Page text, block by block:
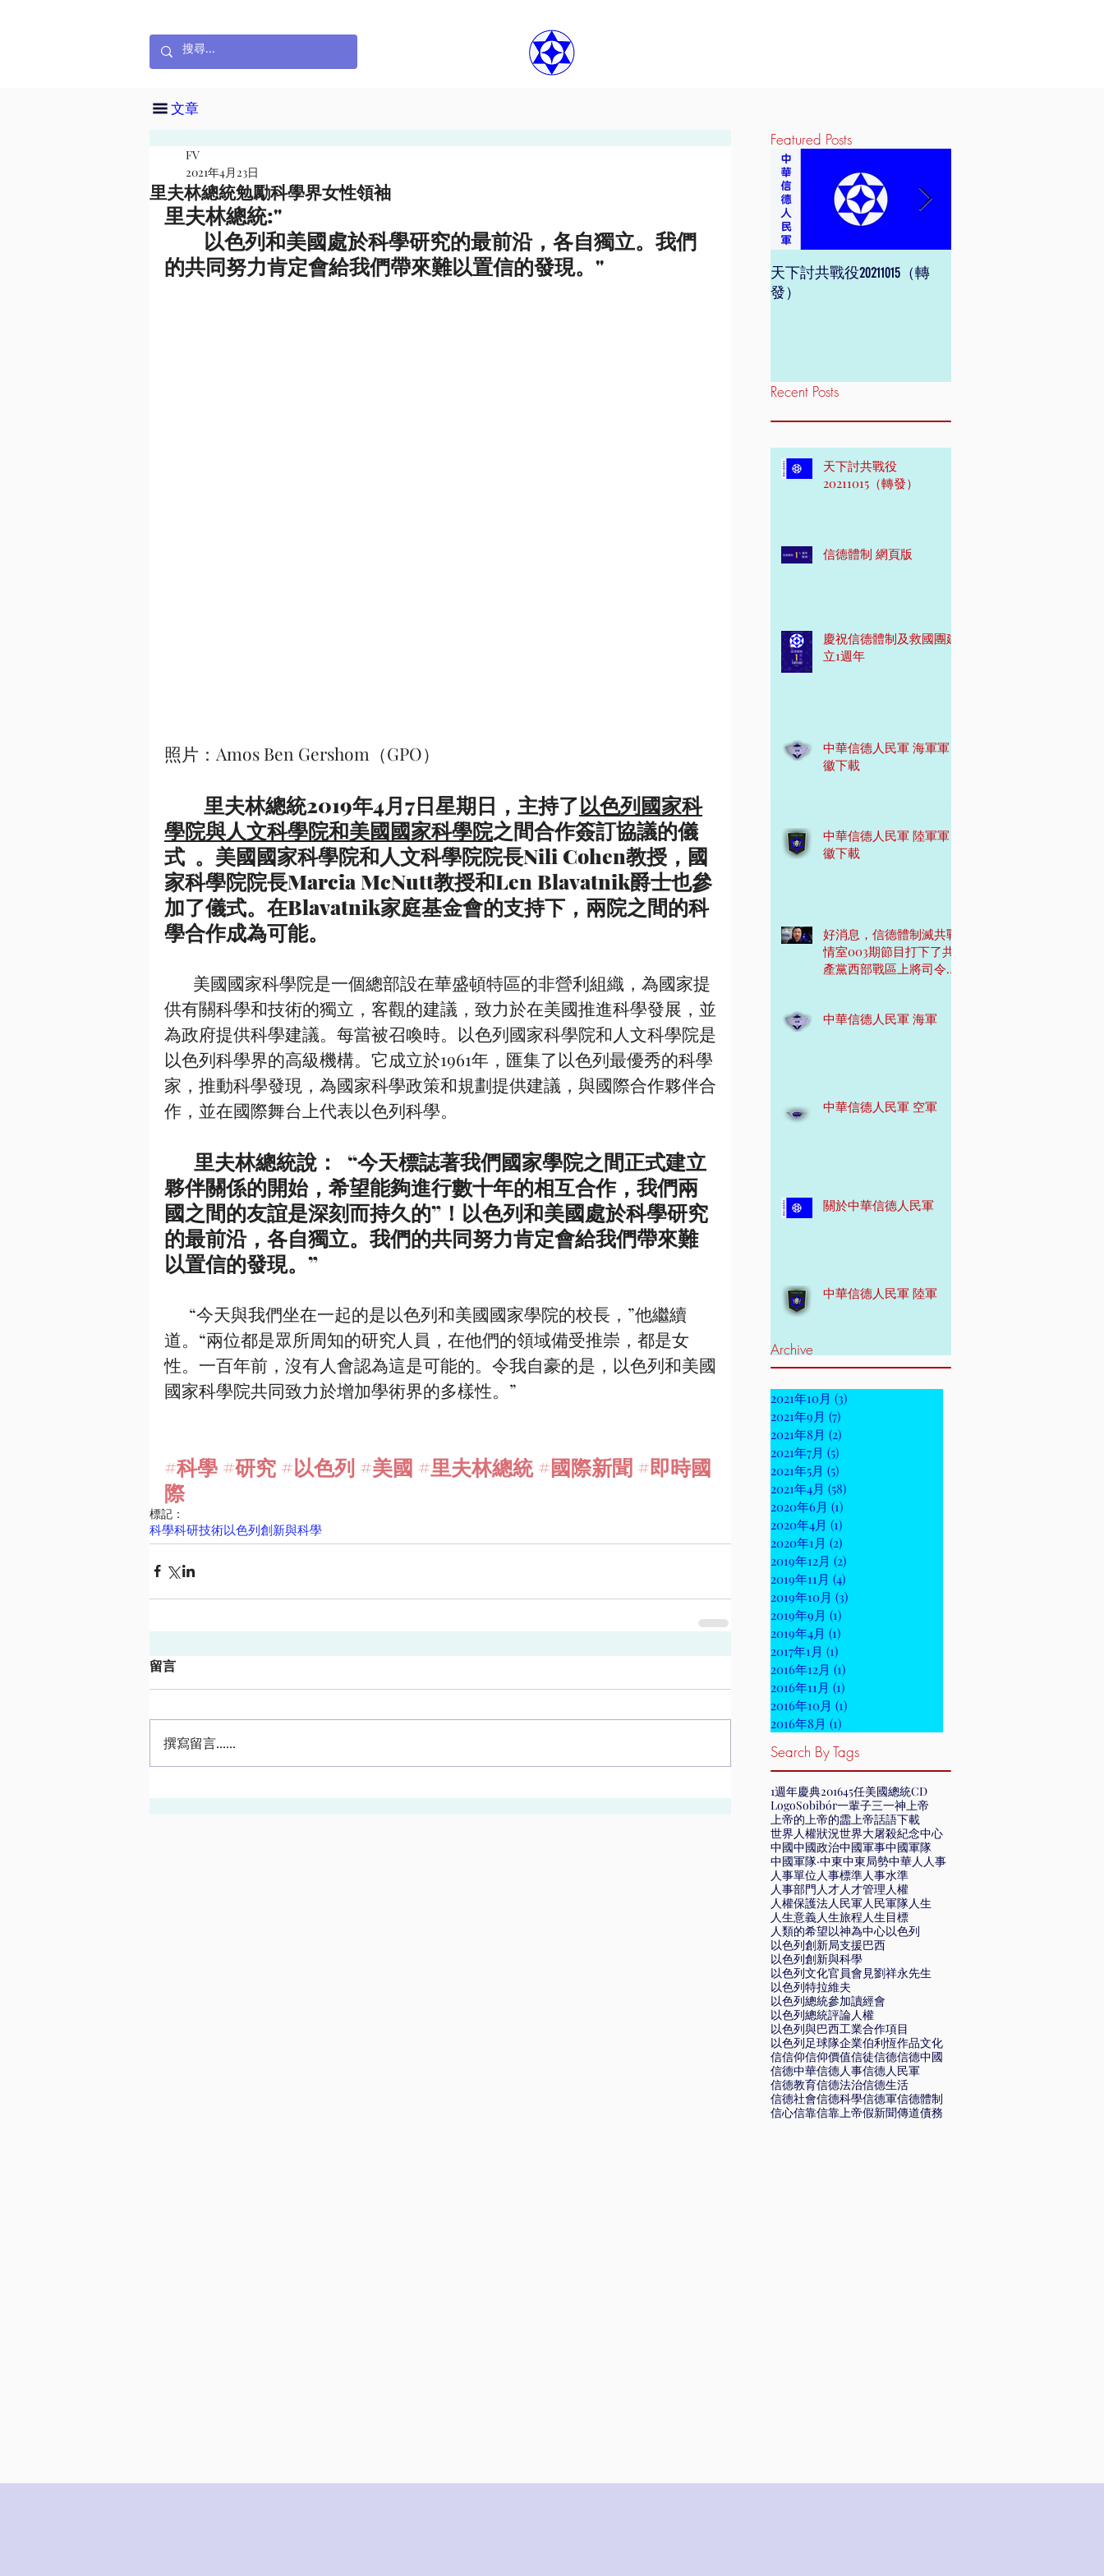
文章
Featured Posts
天下討共戰役20211015（轉
發）
Recent Posts
天下討共戰役
20211015（轉發）
信德體制 網頁版
慶祝信德體制及救國團建
立1週年
中華信德人民軍 海軍軍
徽下載
中華信德人民軍 陸軍軍
徽下載
好消息，信德體制滅共戰
情室003期節目打下了共
產黨西部戰區上將司令
中華信德人民軍 海軍
中華信德人民軍 空軍
關於中華信德人民軍
中華信德人民軍 陸軍
Archive
2021年10月 (3)
2021年9月 (7)
2021年8月 (2)
2021年7月 (5)
2021年5月 (5)
2021年4月 (58)
2020年6月 (1)
2020年4月 (1)
2020年1月 (2)
2019年12月 (2)
2019年11月 (4)
2019年10月 (3)
2019年9月 (1)
2019年4月 (1)
2017年1月 (1)
2016年12月 (1)
2016年11月 (1)
2016年10月 (1)
2016年8月 (1)
Search By Tags
1週年慶典201645任美國總統CD
LogoSobibór一輩子三一神 上帝
上帝的 上帝的霝 上帝話語下載
世界人權狀況世界大屠殺紀念中心
中國中國政治中國軍事中國軍隊
中國軍隊·中東中東局勢中華人 人事
人事單位 人事標準人事水準
人事部門 人才人才管理 人權
人權保護法人民軍人民軍隊人生
人生意義人生旅程 人生目標
人類的希望以神為中心以色列
以色列創新局支援巴西
以色列創新與科學
以色列文化官員會見劉祥永先生
以色列特拉維夫
以色列總統參加讀經會
以色列總統評論人權
以色列與巴西工業合作項目
以色列足球隊企業伯利恆作品文化
信信仰信仰價值信徒信德信德中國
信德中華信德人事信德人民軍
信德教育信德法治信德生活
信德社會信德科學信德軍信德體制
信心信靠信靠上帝假新聞傳道債務
里夫林總統勉勵科學界女性領袖
FV
2021年4月23日
里夫林總統:"
的共同努力肯定會給我們帶來難以置信的發現。"
照片：Amos Ben Gershom（GPO）
        里夫林總統2019年4月7日星期日，主持了
以色列國家科
學院與人文科學院和美國國家科學院之間合作簽訂協議的儀
式  。美國國家科學院和人文科學院院長Nili Cohen教授，國
家科學院院長Marcia McNutt教授和Len Blavatnik爵士也參
加了儀式。在Blavatnik家庭基金會的支持下，兩院之間的科
學合作成為可能。
供有關科學和技術的獨立，客觀的建議，致力於在美國推進科學發展，並
為政府提供科學建議。每當被召喚時。以色列國家科學院和人文科學院是
以色列科學界的高級機構。它成立於1961年，匯集了以色列最優秀的科學
家，推動科學發現，為國家科學政策和規劃提供建議，與國際合作夥伴合
作，並在國際舞台上代表以色列科學。
夥伴關係的開始，希望能夠進行數十年的相互合作，我們兩
國之間的友誼是深刻而持久的”！以色列和美國處於科學研究
的最前沿，各自獨立。我們的共同努力肯定會給我們帶來難
以置信的發現。”
道。“兩位都是眾所周知的研究人員，在他們的領域備受推崇，都是女
性。一百年前，沒有人會認為這是可能的。令我自豪的是，以色列和美國
國家科學院共同致力於增加學術界的多樣性。”
#科學 #研究 #以色列 #美國 #里夫林總統 #國際新聞 #即時國
際
標記：
科學科研技術以色列創新與科學
留言
撰寫留言......